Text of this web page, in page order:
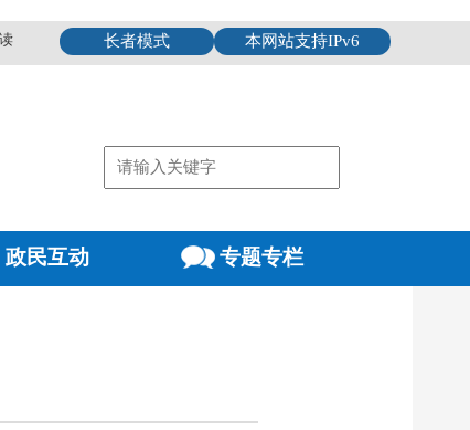
本网站支持IPv6
长者模式
政民互动 专题专栏